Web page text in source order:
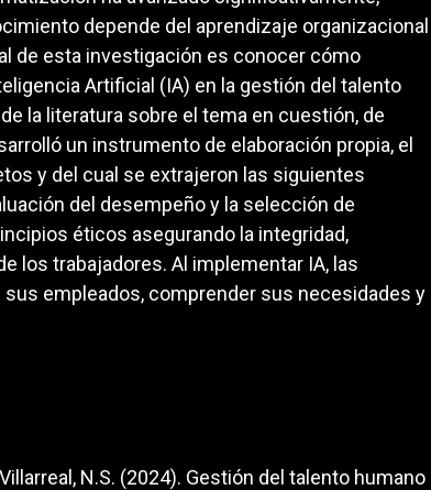
depende del aprendizaje organizacional
de esta investigación es conocer cómo
Artificial (IA) en la gestión del talento
la literatura sobre el tema en cuestión, de
un instrumento de elaboración propia, el
y del cual se extrajeron las siguientes
del desempeño y la selección de
éticos asegurando la integridad,
los trabajadores. Al implementar IA, las
empleados, comprender sus necesidades y
N.S. (2024). Gestión del talento humano